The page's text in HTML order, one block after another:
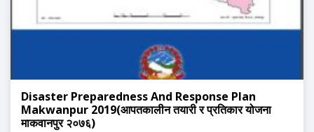
Disaster Preparedness And Response Plan
Makwanpur 2019(आपतकालीन तयारी र प्रतिकार योजना
माकवानपुर २०७६)